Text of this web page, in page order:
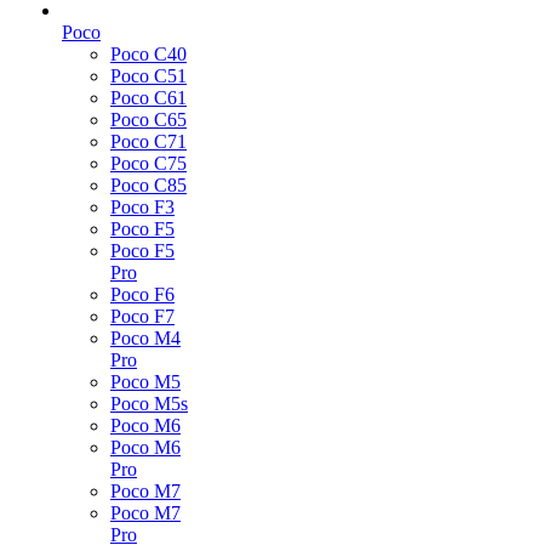
Poco
Poco C40
Poco C51
Poco C61
Poco C65
Poco C71
Poco C75
Poco C85
Poco F3
Poco F5
Poco F5
Pro
Poco F6
Poco F7
Poco M4
Pro
Poco M5
Poco M5s
Poco M6
Poco M6
Pro
Poco M7
Poco M7
Pro